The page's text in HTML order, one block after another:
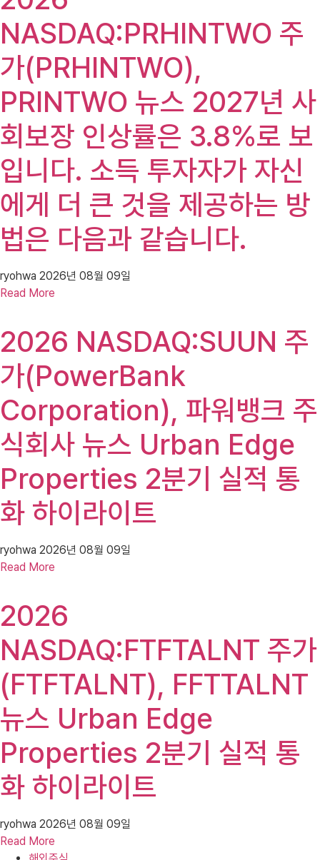
NASDAQ:PRHINTWO 주
가(PRHINTWO),
PRINTWO 뉴스 2027년 사
회보장 인상률은 3.8%로 보
입니다. 소득 투자자가 자신
에게 더 큰 것을 제공하는 방
법은 다음과 같습니다.
ryohwa 2026년 08월 09일
Read More
2026 NASDAQ:SUUN 주
가(PowerBank
Corporation), 파워뱅크 주
식회사 뉴스 Urban Edge
Properties 2분기 실적 통
화 하이라이트
ryohwa 2026년 08월 09일
Read More
2026
NASDAQ:FTFTALNT 주가
(FTFTALNT), FFTTALNT
뉴스 Urban Edge
Properties 2분기 실적 통
화 하이라이트
ryohwa 2026년 08월 09일
Read More